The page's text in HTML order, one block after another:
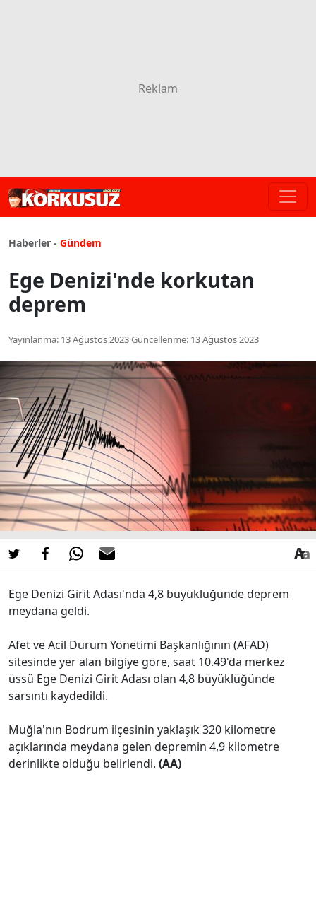
Haberler - Gündem
Ege Denizi'nde korkutan
deprem
Yayınlanma: 13 Ağustos 2023Güncellenme: 13 Ağustos 2023
Ege Denizi Girit Adası'nda 4,8 büyüklüğünde deprem
meydana geldi.
Afet ve Acil Durum Yönetimi Başkanlığının (AFAD)
sitesinde yer alan bilgiye göre, saat 10.49'da merkez
üssü Ege Denizi Girit Adası olan 4,8 büyüklüğünde
sarsıntı kaydedildi.
Muğla'nın Bodrum ilçesinin yaklaşık 320 kilometre
açıklarında meydana gelen depremin 4,9 kilometre
derinlikte olduğu belirlendi. (AA)